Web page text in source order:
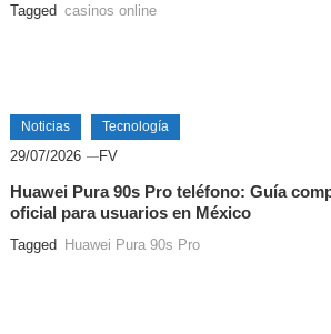
Tagged casinos online
Noticias Tecnología
29/07/2026 FV
Huawei Pura 90s Pro teléfono: Guía
oficial para usuarios en México
Tagged Huawei Pura 90s Pro